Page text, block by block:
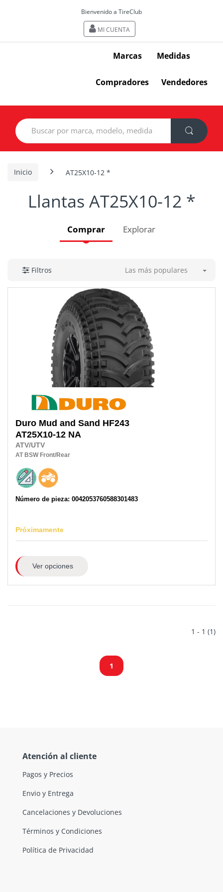
Bienvenido a TireClub
MI CUENTA
Marcas Medidas
Compradores Vendedores
Search
for:
Inicio AT25X10-12 *
Llantas AT25X10-12 *
Comprar Explorar
Filtros Las más populares
Duro Mud and Sand HF243
AT25X10-12 NA
ATV/UTV
AT BSW Front/Rear
Número de pieza: 0042053760588301483
Próximamente
Ver opciones
1 - 1 (1)
1
Atención al cliente
Pagos y Precios
Envio y Entrega
Cancelaciones y Devoluciones
Términos y Condiciones
Política de Privacidad